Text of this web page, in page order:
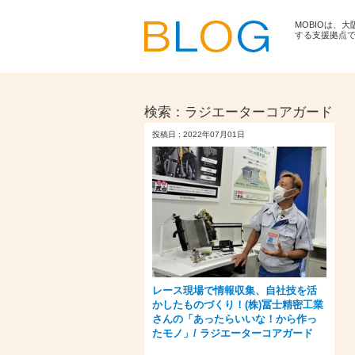
MOBIOは、大
する支援拠点で
検索： ラジエーターコアガード
投稿日 : 2022年07月01日
レース現場で情報収集、自社技を活
かしたものづくり！(株)冨士精密工業
さんの「あったらいいな！から作っ
たモノ」/ ラジエーターコアガード